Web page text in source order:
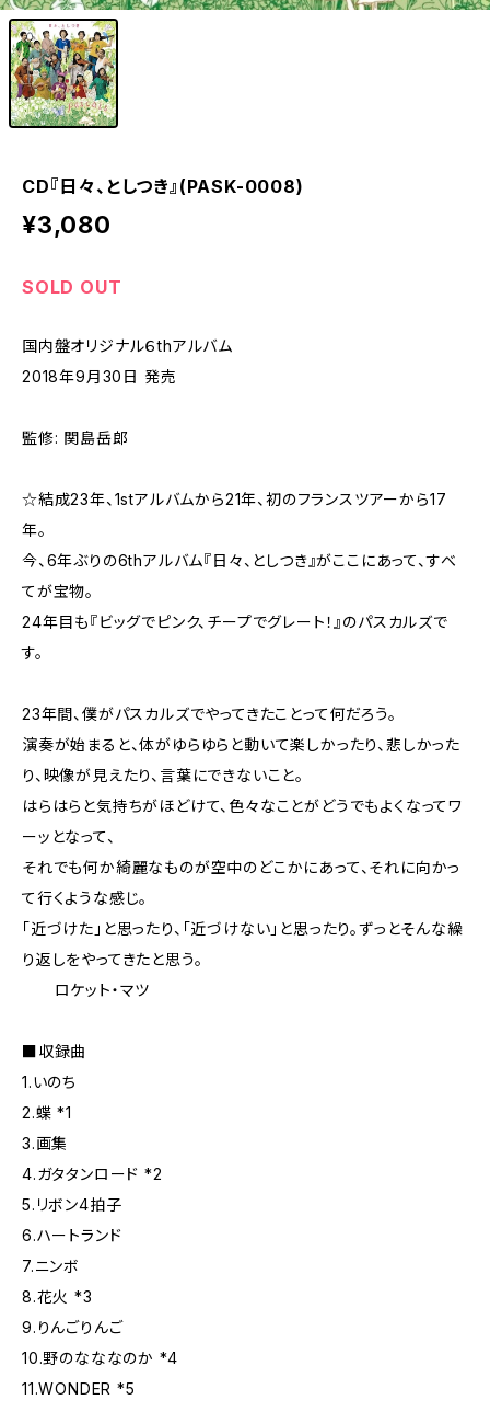
CD『日々、としつき』(PASK-0008)
¥3,080
SOLD OUT
国内盤オリジナル６thアルバム
2018年9月30日 発売
監修: 関島岳郎
☆結成23年、1stアルバムから21年、初のフランスツアーから17
年。
今、6年ぶりの6thアルバム『日々、としつき』がここにあって、すべ
てが宝物。
24年目も『ビッグでピンク、チープでグレート！』のパスカルズで
す。
23年間、僕がパスカルズでやってきたことって何だろう。
演奏が始まると、体がゆらゆらと動いて楽しかったり、悲しかった
り、映像が見えたり、言葉にできないこと。
はらはらと気持ちがほどけて、色々なことがどうでもよくなってワ
ーッとなって、
それでも何か綺麗なものが空中のどこかにあって、それに向かっ
て行くような感じ。
「近づけた」と思ったり、「近づけない」と思ったり。ずっとそんな繰
り返しをやってきたと思う。
ロケット・マツ
■収録曲
1.いのち
2.蝶 *1
3.画集
4.ガタタンロード *2
5.リボン4拍子
6.ハートランド
7.ニンボ
8.花火 *3
9.りんごりんご
10.野のなななのか *4
11.WONDER *5